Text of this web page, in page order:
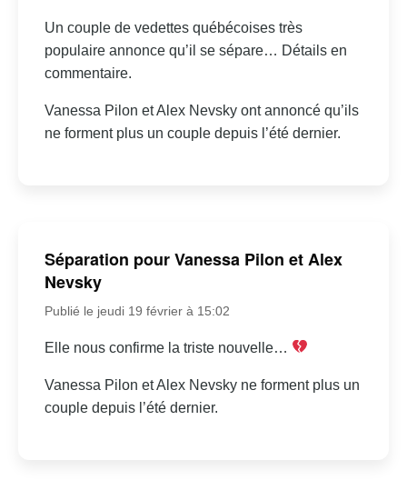
Un couple de vedettes québécoises très
populaire annonce qu’il se sépare… Détails en
commentaire.
Vanessa Pilon et Alex Nevsky ont annoncé qu’ils
ne forment plus un couple depuis l’été dernier.
Séparation pour Vanessa Pilon et Alex
Nevsky
Publié le jeudi 19 février à 15:02
Elle nous confirme la triste nouvelle…
Vanessa Pilon et Alex Nevsky ne forment plus un
couple depuis l’été dernier.